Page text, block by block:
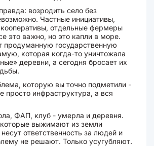
возродить село без
Частные инициативы,
отдельные фермеры
это важно, но это капли в море.
продуманную государственную
которая когда-то уничтожала
деревни, а сегодня бросает их
которую вы точно подметили -
просто инфраструктура, а вся
ФАП, клуб - умерла и деревня.
которые выжимают из земли
ответственность за людей и
не решают. Только усугубляют.